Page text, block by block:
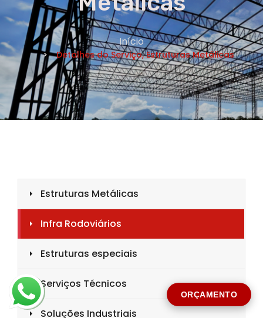
ORÇAMENTO
TELEFONE *
CIDADE *
MENSAGEM *